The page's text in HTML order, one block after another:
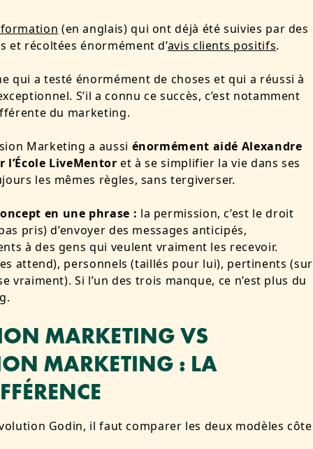
(en anglais) qui ont déjà été suivies par des
et récoltées énormément d’avis clients positifs.
qui a testé énormément de choses et qui a réussi à
S’il a connu ce succès, c’est notamment
du marketing.
Marketing a aussi énormément aidé Alexandre
l’École LiveMentor et à se simplifier la vie dans ses
les mêmes règles, sans tergiverser.
en une phrase : la permission, c’est le droit
pris) d’envoyer des messages anticipés,
à des gens qui veulent vraiment les recevoir.
attend), personnels (taillés pour lui), pertinents (sur
vraiment). Si l’un des trois manque, ce n’est plus du
MARKETING VS
MARKETING : LA
Godin, il faut comparer les deux modèles côte